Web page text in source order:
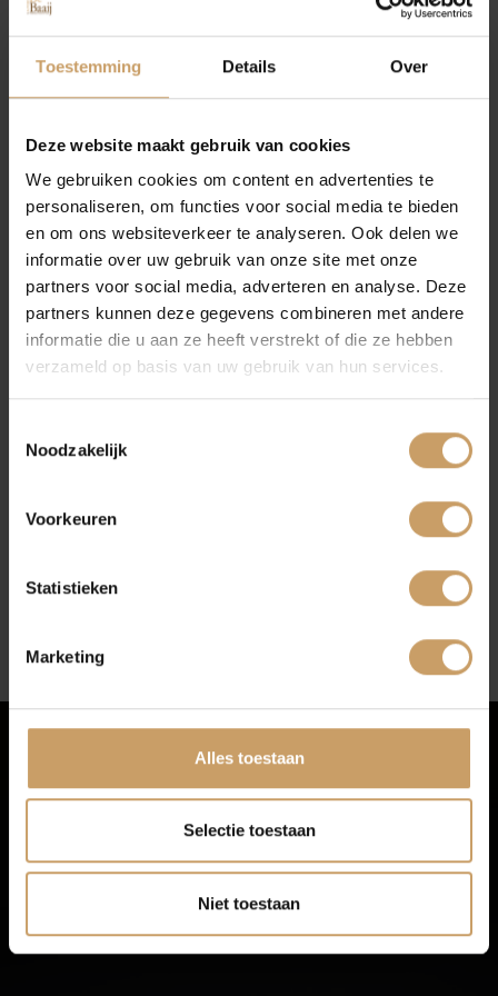
Toestemming Details Over
Deze website maakt gebruik van cookies
We gebruiken cookies om content en advertenties te
personaliseren, om functies voor social media te bieden
en om ons websiteverkeer te analyseren. Ook delen we
informatie over uw gebruik van onze site met onze
partners voor social media, adverteren en analyse. Deze
partners kunnen deze gegevens combineren met andere
informatie die u aan ze heeft verstrekt of die ze hebben
verzameld op basis van uw gebruik van hun services.
Noodzakelijk
Voorkeuren
Statistieken
Marketing
Alles toestaan
Selectie toestaan
Niet toestaan
Plan onderhoud in
Plan nu uw onderhoud bij Autobedrijf de Baaij.
Wij helpen u graag verder!
Auto onderhoud plannen
Offerte aanvragen
MET LIEFDE GESELECTEERDE
OCCASIONS
Standaard rijklaar met
garantie
Autolease
Financiering
Autoverzekeringen
Verkoop
Auto onderhoud
Over Autobedrijf De Baaij
Afleverpakketten